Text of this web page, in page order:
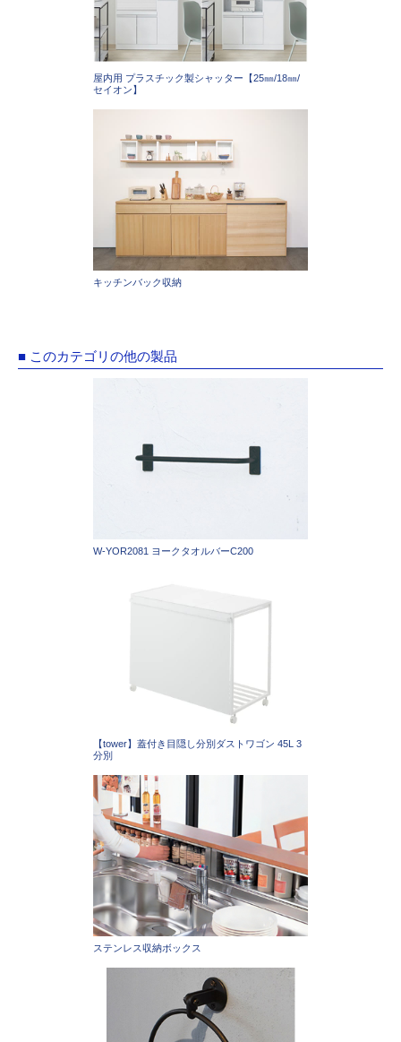
屋内用 プラスチック製シャッター【25㎜/18㎜/
セイオン】
キッチンバック収納
■ このカテゴリの他の製品
W-YOR2081 ヨークタオルバーC200
【tower】蓋付き目隠し分別ダストワゴン 45L 3
分別
ステンレス収納ボックス